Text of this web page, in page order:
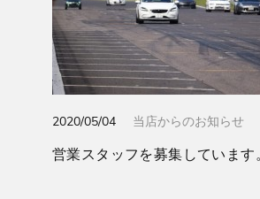
2020/05/04 当店からのお知らせ
営業スタッフを募集しています